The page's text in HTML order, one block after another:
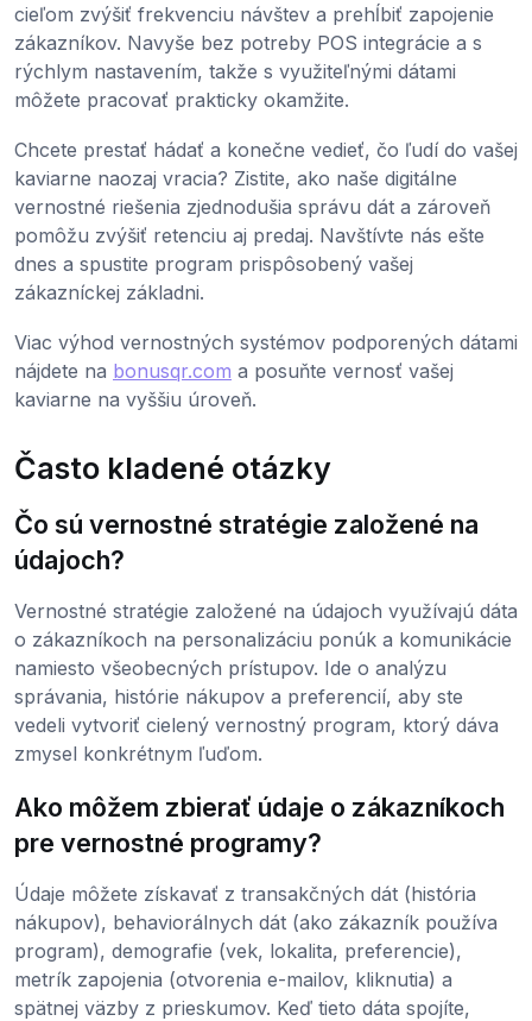
cieľom zvýšiť frekvenciu návštev a prehĺbiť zapojenie
zákazníkov. Navyše bez potreby POS integrácie a s
rýchlym nastavením, takže s využiteľnými dátami
môžete pracovať prakticky okamžite.
Chcete prestať hádať a konečne vedieť, čo ľudí do vašej
kaviarne naozaj vracia? Zistite, ako naše digitálne
vernostné riešenia zjednodušia správu dát a zároveň
pomôžu zvýšiť retenciu aj predaj. Navštívte nás ešte
dnes a spustite program prispôsobený vašej
zákazníckej základni.
Viac výhod vernostných systémov podporených dátami
nájdete na bonusqr.com a posuňte vernosť vašej
kaviarne na vyššiu úroveň.
Často kladené otázky
Čo sú vernostné stratégie založené na
údajoch?
Vernostné stratégie založené na údajoch využívajú dáta
o zákazníkoch na personalizáciu ponúk a komunikácie
namiesto všeobecných prístupov. Ide o analýzu
správania, histórie nákupov a preferencií, aby ste
vedeli vytvoriť cielený vernostný program, ktorý dáva
zmysel konkrétnym ľuďom.
Ako môžem zbierať údaje o zákazníkoch
pre vernostné programy?
Údaje môžete získavať z transakčných dát (história
nákupov), behaviorálnych dát (ako zákazník používa
program), demografie (vek, lokalita, preferencie),
metrík zapojenia (otvorenia e-mailov, kliknutia) a
spätnej väzby z prieskumov. Keď tieto dáta spojíte,